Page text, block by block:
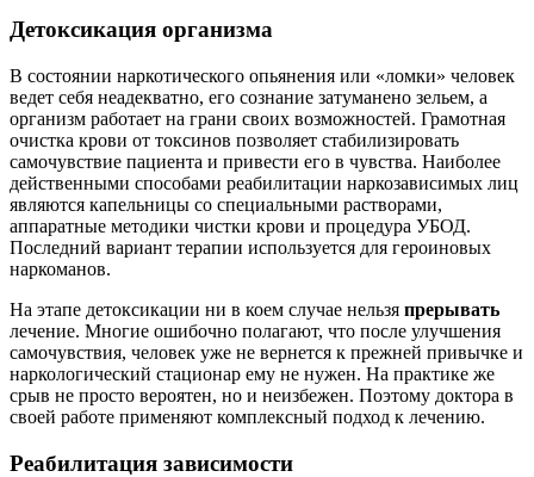
Детоксикация организма
В состоянии наркотического опьянения или «ломки» человек
ведет себя неадекватно, его сознание затуманено зельем, а
организм работает на грани своих возможностей. Грамотная
очистка крови от токсинов позволяет стабилизировать
самочувствие пациента и привести его в чувства. Наиболее
действенными способами реабилитации наркозависимых лиц
являются капельницы со специальными растворами,
аппаратные методики чистки крови и процедура УБОД.
Последний вариант терапии используется для героиновых
наркоманов.
На этапе детоксикации ни в коем случае нельзя прерывать
лечение. Многие ошибочно полагают, что после улучшения
самочувствия, человек уже не вернется к прежней привычке и
наркологический стационар ему не нужен. На практике же
срыв не просто вероятен, но и неизбежен. Поэтому доктора в
своей работе применяют комплексный подход к лечению.
Реабилитация зависимости